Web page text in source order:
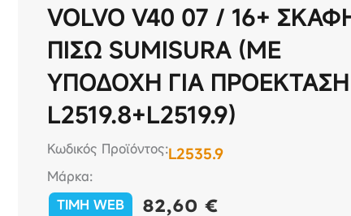
VOLVO V40 07 / 16+
ΠΙΣΩ SUMISURA (ΜΕ
ΥΠΟΔΟΧΗ ΓΙΑ ΠΡΟΕΚΤΑΣΗ
L2519.8+L2519.9)
Κωδικός Προϊόντος:L2535.9
Μάρκα:
TIMH WEB
82,60€